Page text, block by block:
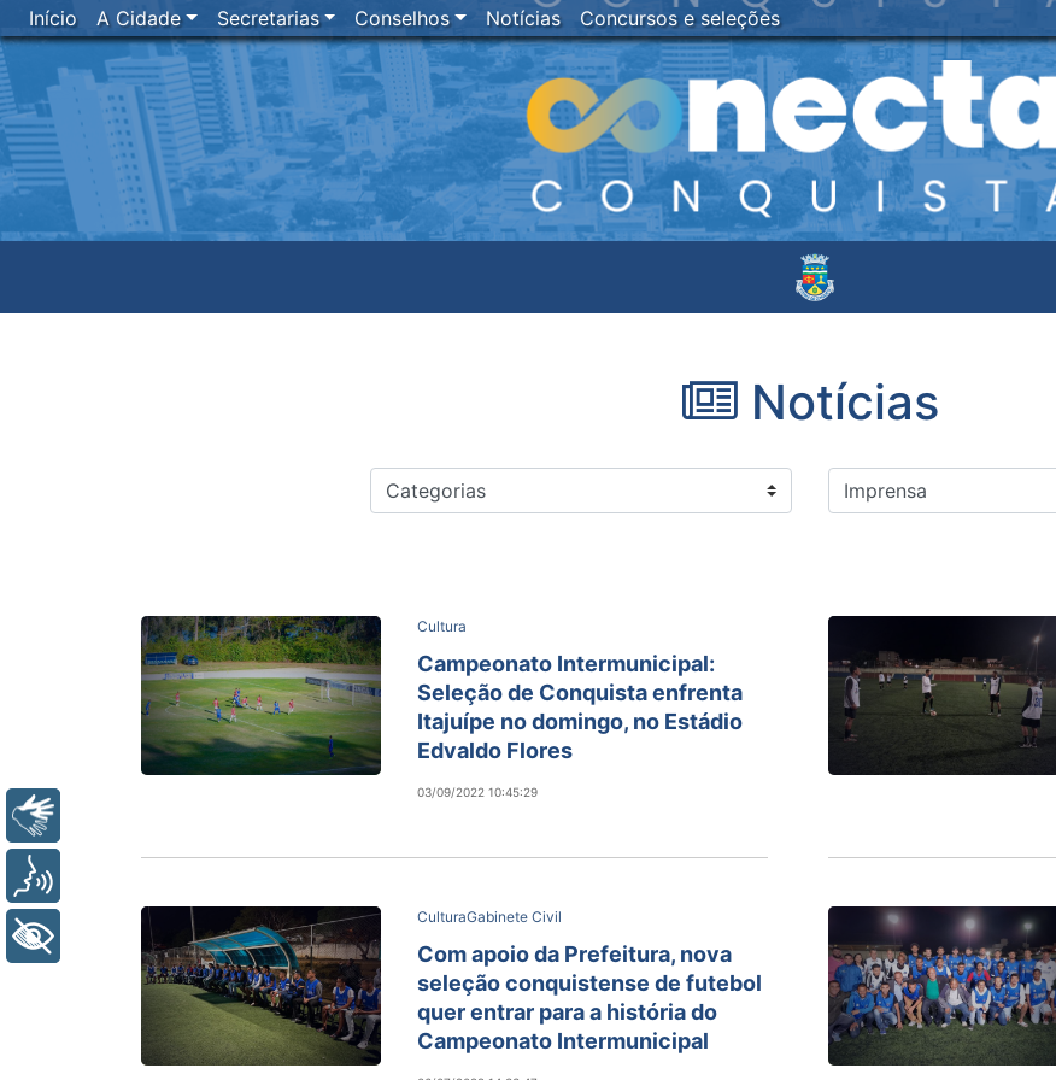
Início A Cidade Secretarias Conselhos Notícias Concursos e seleções
Notícias
Cultura
Campeonato Intermunicipal:
Seleção de Conquista enfrenta
Itajuípe no domingo, no Estádio
Edvaldo Flores
03/09/2022 10:45:29
CulturaGabinete Civil
Com apoio da Prefeitura, nova
seleção conquistense de futebol
quer entrar para a história do
Campeonato Intermunicipal
+ Acessibilidade